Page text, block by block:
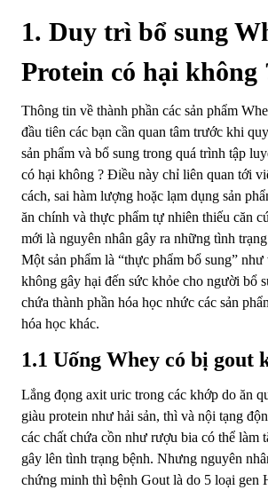
1. Duy trì bổ sung
Protein có hại không
Thông tin về thành phần các sản phẩm
đầu tiên các bạn cần quan tâm trước khi
sản phẩm và bổ sung trong quá trình tập
có hại không ? Điều này chỉ liên quan tới
cách, sai hàm lượng hoặc lạm dụng sản
ăn chính và thực phẩm tự nhiên thiếu căn
mới là nguyên nhân gây ra những tình
Một sản phẩm là “thực phẩm bổ sung”
không gây hại đến sức khỏe cho người bổ
chứa thành phần hóa học nhức các sản
hóa học khác.
1.1 Uống Whey có bị gout
Lắng đọng axit uric trong các khớp do ăn
giàu protein như hải sản, thì và nội tạng
các chất chứa cồn như rượu bia có thể làm
gây lên tình trạng bệnh. Nhưng nguyên
chứng minh thì bệnh Gout là do 5 loại gen